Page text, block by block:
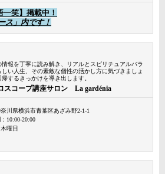
笑】掲載中！
ス」内です！
報を丁寧に読み解き、リアルとスピリチュアルバラ
い人生、その素敵な個性の活かし方に気づきましょ
するきっかけを導き出します。
スコープ講座サロン La gardénia
奈川県横浜市青葉区あざみ野2-1-1
：10:00-20:00
木曜日